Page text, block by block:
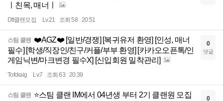
ㅣ친목, 매너ㅣ
Dtt클랜모집 Lv.21 조회 58 20:51
스팀 클랜 ❤️‍AGZ❤️‍ [일반/경쟁] [복귀유저 환영] [인성, 매너
필수] [학생/직장인/친구/커플/부부 환영] [카카오오픈톡/인
게임닉변/마크변경 필수X] [신입회원 밀착관리]
Tofckaig Lv.7 조회 63 20:39
0
댓글
스팀 클랜 ⭐스팀 클랜 IM에서 04년생 부터 2기 클랜원 모집
0